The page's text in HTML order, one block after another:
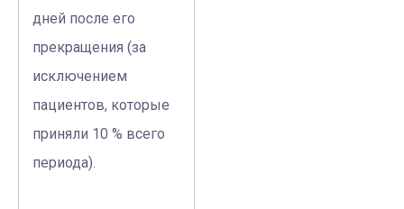
дней после его
прекращения (за
исключением
пациентов, которые
приняли 10 % всего
периода).